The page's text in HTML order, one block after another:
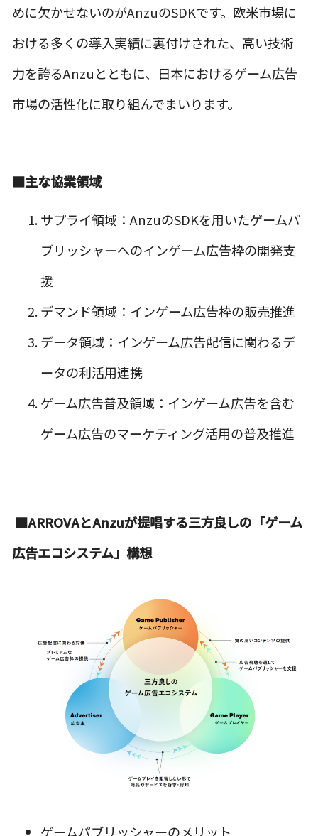
めに欠かせないのがAnzuのSDKです。欧米市場に
おける多くの導入実績に裏付けされた、高い技術
力を誇るAnzuとともに、日本におけるゲーム広告
市場の活性化に取り組んでまいります。
■主な協業領域
サプライ領域：AnzuのSDKを用いたゲームパ
ブリッシャーへのインゲーム広告枠の開発支
援
デマンド領域：インゲーム広告枠の販売推進
データ領域：インゲーム広告配信に関わるデ
ータの利活用連携
ゲーム広告普及領域：インゲーム広告を含む
ゲーム広告のマーケティング活用の普及推進
■ARROVAとAnzuが提唱する三方良しの「ゲーム
広告エコシステム」構想
ゲームパブリッシャーのメリット